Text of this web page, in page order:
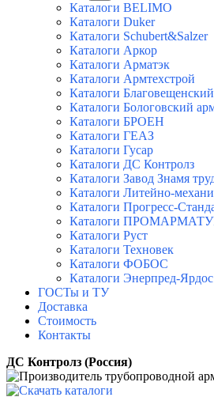
Каталоги BELIMO
Каталоги Duker
Каталоги Schubert&Salzer
Каталоги Аркор
Каталоги Арматэк
Каталоги Армтехстрой
Каталоги
Каталоги Бологовский
Каталоги БРОЕН
Каталоги ГЕАЗ
Каталоги Гусар
Каталоги ДС Контролз
Каталоги Завод Знамя
Каталоги Литейно-
Каталоги Прогресс-
Каталоги
Каталоги Руст
Каталоги Техновек
Каталоги ФОБОС
Каталоги Энерпред-Ярдос
ГОСТы и ТУ
Доставка
Стоимость
Контакты
ДС Контролз (Россия)